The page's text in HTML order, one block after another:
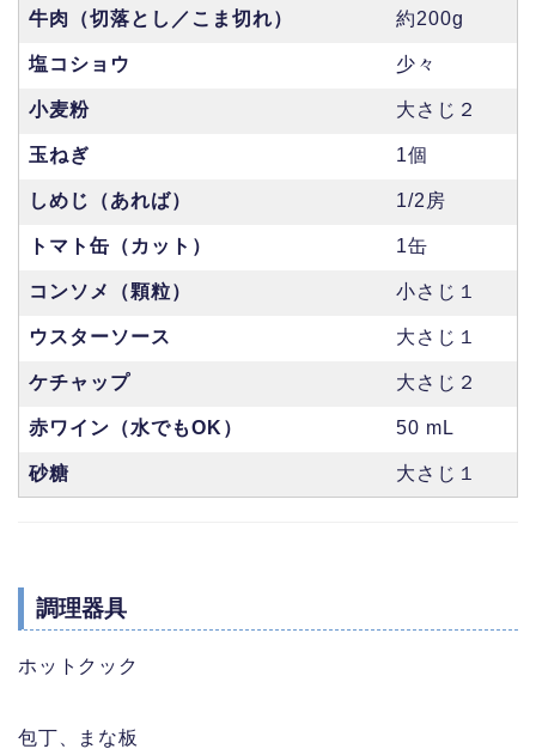
牛肉（切落とし／こま切れ） 約200g
塩コショウ 少々
小麦粉 大さじ２
玉ねぎ 1個
しめじ（あれば） 1/2房
トマト缶（カット） 1缶
コンソメ（顆粒） 小さじ１
ウスターソース 大さじ１
ケチャップ 大さじ２
赤ワイン（水でもOK） 50 mL
砂糖 大さじ１
調理器具
ホットクック
包丁、まな板